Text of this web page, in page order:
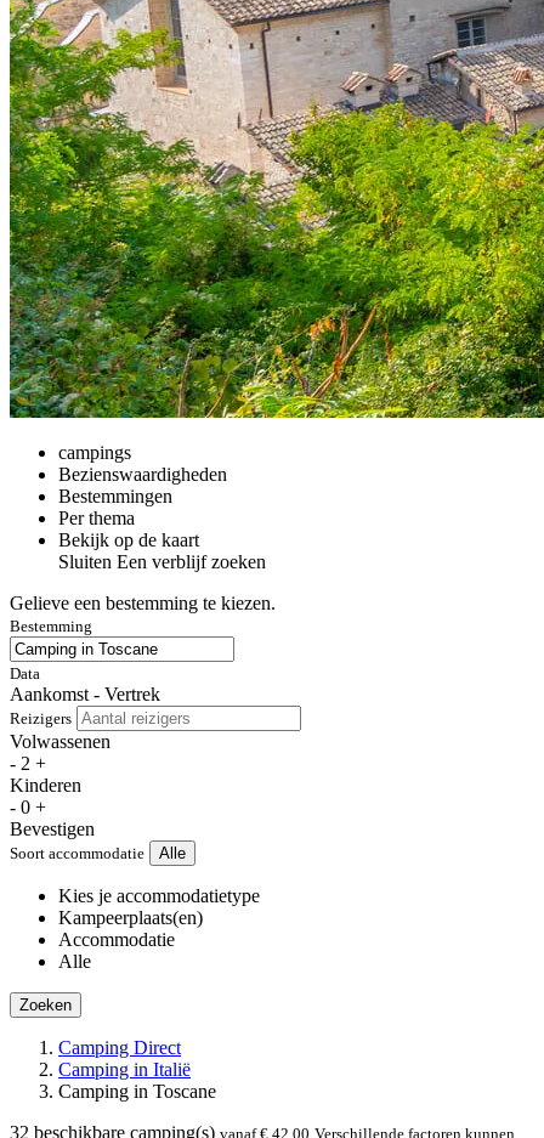
campings
Bezienswaardigheden
Bestemmingen
Per thema
Bekijk op de kaart
Sluiten Een verblijf zoeken
Gelieve een bestemming te kiezen.
Bestemming
Data
Aankomst - Vertrek
Reizigers
Volwassenen
- 2 +
Kinderen
- 0 +
Bevestigen
Soort accommodatie Alle
Kies je accommodatietype
Kampeerplaats(en)
Accommodatie
Alle
Zoeken
Camping Direct
Camping in Italië
Camping in Toscane
32 beschikbare camping(s) vanaf € 42,00 Verschillende factoren kunnen